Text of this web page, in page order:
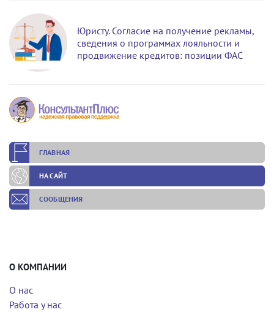
Юристу. Согласие на получение рекламы,
сведения о программах лояльности и
продвижение кредитов: позиции ФАС
ГЛАВНАЯ
НА САЙТ
СООБЩЕНИЯ
О КОМПАНИИ
О нас
Работа у нас